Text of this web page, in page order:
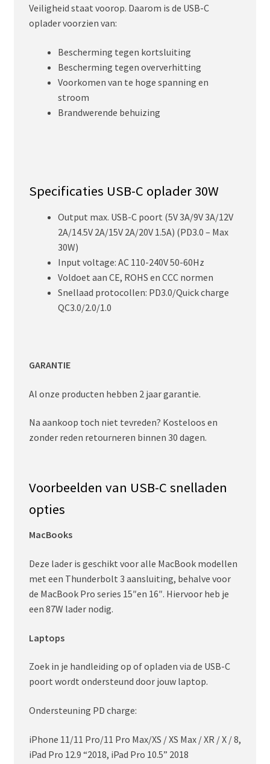
Veiligheid staat voorop. Daarom is de USB-C
oplader voorzien van:
Bescherming tegen kortsluiting
Bescherming tegen oververhitting
Voorkomen van te hoge spanning en
stroom
Brandwerende behuizing
Specificaties USB-C oplader 30W
Output max. USB-C poort (5V 3A/9V 3A/12V
2A/14.5V 2A/15V 2A/20V 1.5A) (PD3.0 – Max
30W)
Input voltage: AC 110-240V 50-60Hz
Voldoet aan CE, ROHS en CCC normen
Snellaad protocollen: PD3.0/Quick charge
QC3.0/2.0/1.0
GARANTIE
Al onze producten hebben 2 jaar garantie.
Na aankoop toch niet tevreden? Kosteloos en
zonder reden retourneren binnen 30 dagen.
Voorbeelden van USB-C snelladen
opties
MacBooks
Deze lader is geschikt voor alle MacBook modellen
met een Thunderbolt 3 aansluiting, behalve voor
de MacBook Pro series 15″en 16″. Hiervoor heb je
een 87W lader nodig.
Laptops
Zoek in je handleiding op of opladen via de USB-C
poort wordt ondersteund door jouw laptop.
Ondersteuning PD charge:
iPhone 11/11 Pro/11 Pro Max/XS / XS Max / XR / X / 8,
iPad Pro 12.9 “2018, iPad Pro 10.5” 2018